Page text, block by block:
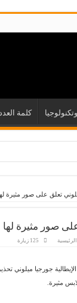
كلمة
تعلق على صور مثيرة
صور مثيرة لها
الرئيسية 125 زيارة
جورجيا ميلوني
مثيرة.